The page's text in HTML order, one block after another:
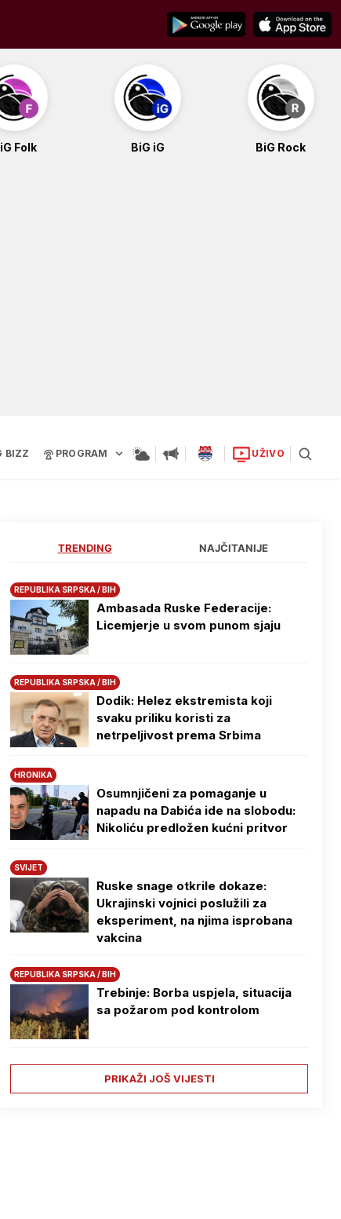
Folk BiG iG BiG Rock
BIZZ PROGRAM UŽIVO
TRENDING NAJČITANIJE
REPUBLIKA SRPSKA / BIH
Ambasada Ruske Federacije:
Licemjerje u svom punom sjaju
REPUBLIKA SRPSKA / BIH
Dodik: Helez ekstremista koji
svaku priliku koristi za
netrpeljivost prema Srbima
HRONIKA
Osumnjičeni za pomaganje u
napadu na Dabića ide na slobodu:
Nikoliću predložen kućni pritvor
SVIJET
Ruske snage otkrile dokaze:
Ukrajinski vojnici poslužili za
eksperiment, na njima isprobana
vakcina
REPUBLIKA SRPSKA / BIH
Trebinje: Borba uspjela, situacija
sa požarom pod kontrolom
PRIKAŽI JOŠ VIJESTI